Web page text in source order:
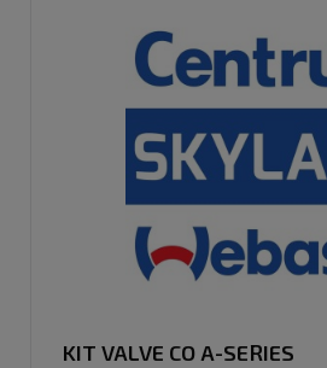
KIT VALVE CO A-SERIES